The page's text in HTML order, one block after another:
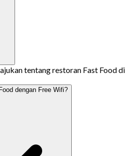
tentang restoran Fast Food di
dengan Free Wifi?